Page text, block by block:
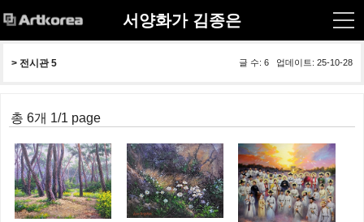
서양화가 김종은
글 수: 6 업데이트: 25-10-28
> 전시관 5
총 6개 1/1 page